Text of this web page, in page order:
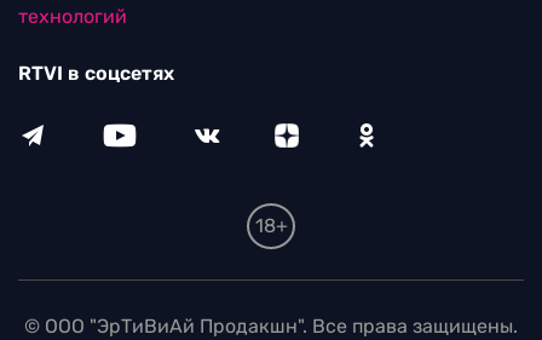
технологий
RTVI в соцсетях
18+
© ООО "ЭрТиВиАй Продакшн". Все права защищены.